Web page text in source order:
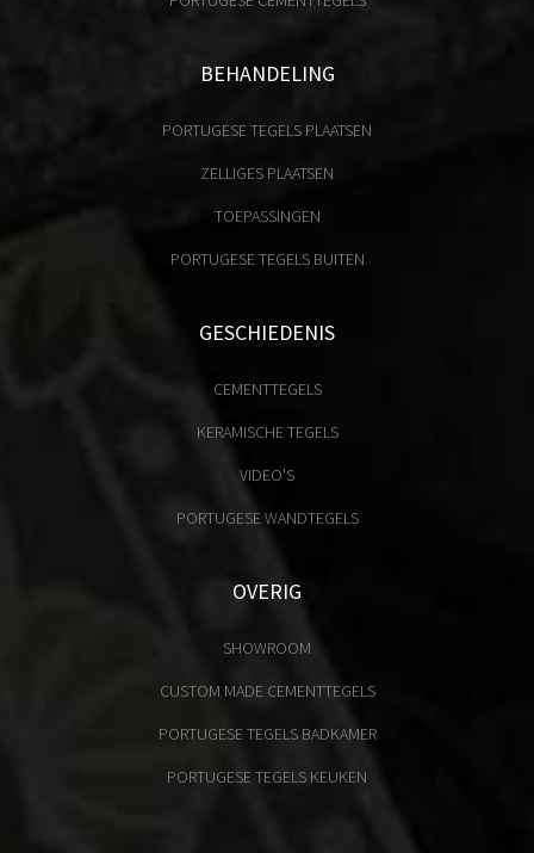
BEHANDELING
PORTUGESE TEGELS PLAATSEN
ZELLIGES PLAATSEN
TOEPASSINGEN
PORTUGESE TEGELS BUITEN
GESCHIEDENIS
CEMENTTEGELS
KERAMISCHE TEGELS
VIDEO'S
PORTUGESE WANDTEGELS
OVERIG
SHOWROOM
CUSTOM MADE CEMENTTEGELS
PORTUGESE TEGELS BADKAMER
PORTUGESE TEGELS KEUKEN